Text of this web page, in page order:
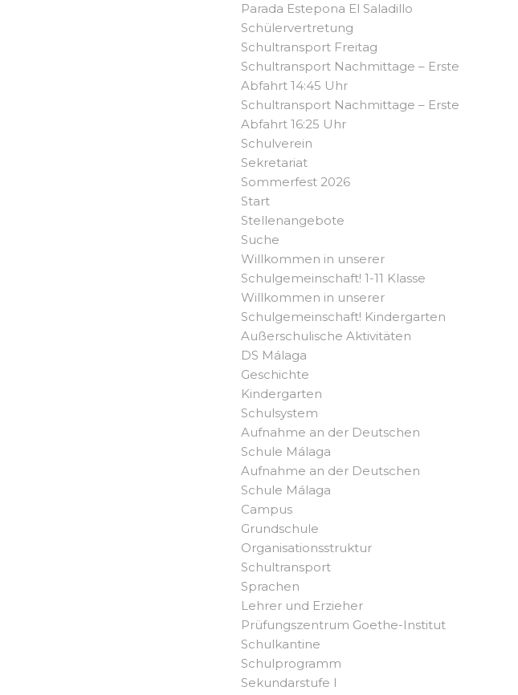
Parada Estepona El Saladillo
Schülervertretung
Schultransport Freitag
Schultransport Nachmittage – Erste
Abfahrt 14:45 Uhr
Schultransport Nachmittage – Erste
Abfahrt 16:25 Uhr
Schulverein
Sekretariat
Sommerfest 2026
Start
Stellenangebote
Suche
Willkommen in unserer
Schulgemeinschaft! 1-11 Klasse
Willkommen in unserer
Schulgemeinschaft! Kindergarten
Außerschulische Aktivitäten
DS Málaga
Geschichte
Kindergarten
Schulsystem
Aufnahme an der Deutschen
Schule Málaga
Aufnahme an der Deutschen
Schule Málaga
Campus
Grundschule
Organisationsstruktur
Schultransport
Sprachen
Lehrer und Erzieher
Prüfungszentrum Goethe-Institut
Schulkantine
Schulprogramm
Sekundarstufe I